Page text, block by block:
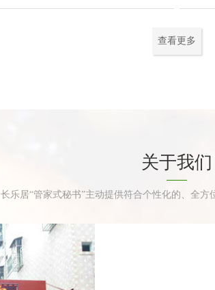
查看更多
关于我们
长乐居“管家式秘书”主动提供符合个性化的、全方